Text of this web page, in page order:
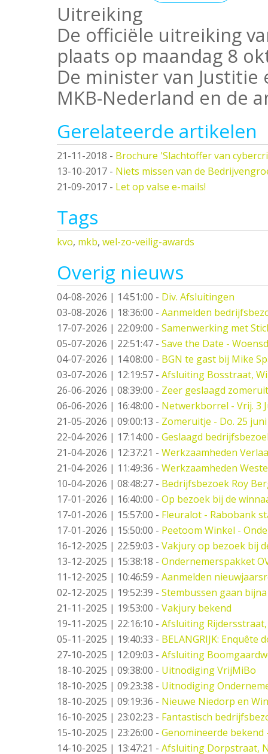
Uitreiking
De officiële uitreiking
plaats op maandag 8
De minister van
MKB-Nederland en de
Gerelateerde artikelen
21-11-2018 - Brochure 'Slachtoffer van
13-10-2017 - Niets missen van de
21-09-2017 - Let op valse e-mails!
Tags
kvo, mkb, wel-zo-veilig-awards
Overig nieuws
04-08-2026 | 14:51:00 - Div. Afsluitingen
03-08-2026 | 18:36:00 - Aanmelden
17-07-2026 | 22:09:00 - Samenwerking met
05-07-2026 | 22:51:47 - Save the Date -
04-07-2026 | 14:08:00 - BGN te gast bij Mike
03-07-2026 | 12:19:57 - Afsluiting Bosstraat,
26-06-2026 | 08:39:00 - Zeer geslaagd
06-06-2026 | 16:48:00 - Netwerkborrel - Vrij. 3
21-05-2026 | 09:00:13 - Zomeruitje - Do. 25 juni
22-04-2026 | 17:14:00 - Geslaagd
21-04-2026 | 12:37:21 - Werkzaamheden
21-04-2026 | 11:49:36 - Werkzaamheden
10-04-2026 | 08:48:27 - Bedrijfsbezoek Roy
17-01-2026 | 16:40:00 - Op bezoek bij de
17-01-2026 | 15:57:00 - Fleuralot - Rabobank
17-01-2026 | 15:50:00 - Peetoom Winkel -
16-12-2025 | 22:59:03 - Vakjury op bezoek bij
13-12-2025 | 15:38:18 - Ondernemerspakket
11-12-2025 | 10:46:59 - Aanmelden
02-12-2025 | 19:52:39 - Stembussen gaan
21-11-2025 | 19:53:00 - Vakjury bekend
19-11-2025 | 22:16:10 - Afsluiting
05-11-2025 | 19:40:33 - BELANGRIJK:
27-10-2025 | 12:09:03 - Afsluiting
18-10-2025 | 09:38:00 - Uitnodiging VrijMiBo
18-10-2025 | 09:23:38 - Uitnodiging
18-10-2025 | 09:19:36 - Nieuwe Niedorp en
16-10-2025 | 23:02:23 - Fantastisch
15-10-2025 | 23:26:00 - Genomineerde bekend
14-10-2025 | 13:47:21 - Afsluiting Dorpstraat,